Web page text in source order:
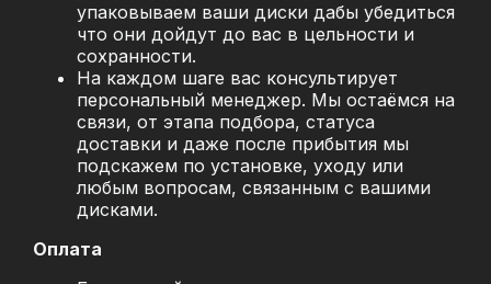
упаковываем ваши диски дабы убедиться
что они дойдут до вас в цельности и
сохранности.
На каждом шаге вас консультирует
персональный менеджер. Мы остаёмся на
связи, от этапа подбора, статуса
доставки и даже после прибытия мы
подскажем по установке, уходу или
любым вопросам, связанным с вашими
дисками.
Оплата